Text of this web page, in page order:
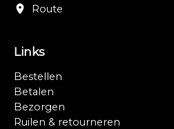
Route
Links
Bestellen
Betalen
Bezorgen
Ruilen & retourneren